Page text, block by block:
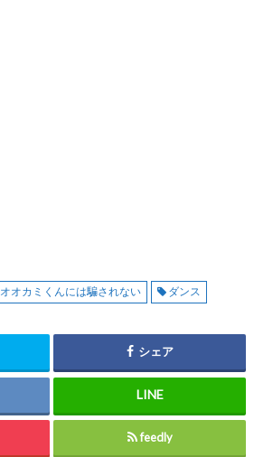
オオカミくんには騙されない ダンス
シェア
feedly